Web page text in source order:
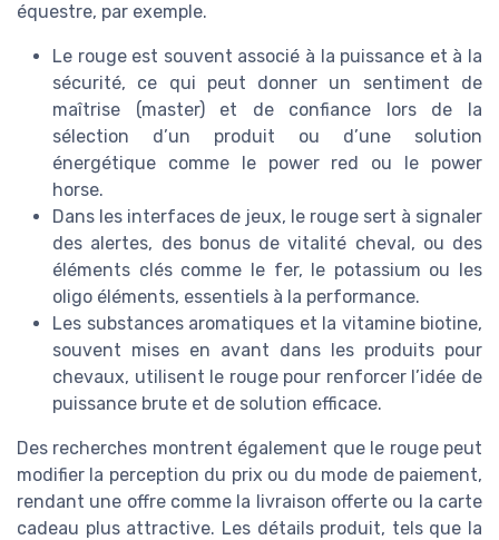
équestre, par exemple.
Le rouge est souvent associé à la puissance et à la
sécurité, ce qui peut donner un sentiment de
maîtrise (master) et de confiance lors de la
sélection d’un produit ou d’une solution
énergétique comme le power red ou le power
horse.
Dans les interfaces de jeux, le rouge sert à signaler
des alertes, des bonus de vitalité cheval, ou des
éléments clés comme le fer, le potassium ou les
oligo éléments, essentiels à la performance.
Les substances aromatiques et la vitamine biotine,
souvent mises en avant dans les produits pour
chevaux, utilisent le rouge pour renforcer l’idée de
puissance brute et de solution efficace.
Des recherches montrent également que le rouge peut
modifier la perception du prix ou du mode de paiement,
rendant une offre comme la livraison offerte ou la carte
cadeau plus attractive. Les détails produit, tels que la